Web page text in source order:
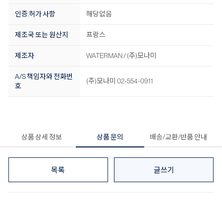
인증.허가 사항 해당없음
제조국 또는 원산지 프랑스
제조자 WATERMAN / (주)모나미
A/S 책임자와 전화번
호
(주)모나미 02-554-0911
상품 상세 정보 상품 문의 배송/교환/반품 안내
목록 글쓰기